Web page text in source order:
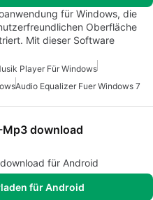
für Windows, die
Oberfläche
Mit dieser Software
Player Für Windows
Audio Equalizer Fuer Windows 7
download
für Android
für Android